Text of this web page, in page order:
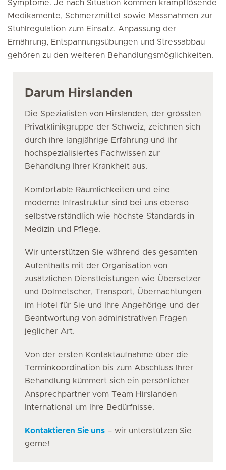
Symptome. Je nach Situation kommen krampflösende
Medikamente, Schmerzmittel sowie Massnahmen zur
Stuhlregulation zum Einsatz. Anpassung der
Ernährung, Entspannungsübungen und Stressabbau
gehören zu den weiteren Behandlungsmöglichkeiten.
Darum Hirslanden
Die Spezialisten von Hirslanden, der grössten
Privatklinikgruppe der Schweiz, zeichnen sich
durch ihre langjährige Erfahrung und ihr
hochspezialisiertes Fachwissen zur
Behandlung Ihrer Krankheit aus.
Komfortable Räumlichkeiten und eine
moderne Infrastruktur sind bei uns ebenso
selbstverständlich wie höchste Standards in
Medizin und Pflege.
Wir unterstützen Sie während des gesamten
Aufenthalts mit der Organisation von
zusätzlichen Dienstleistungen wie Übersetzer
und Dolmetscher, Transport, Übernachtungen
im Hotel für Sie und Ihre Angehörige und der
Beantwortung von administrativen Fragen
jeglicher Art.
Von der ersten Kontaktaufnahme über die
Terminkoordination bis zum Abschluss Ihrer
Behandlung kümmert sich ein persönlicher
Ansprechpartner vom Team Hirslanden
International um Ihre Bedürfnisse.
Kontaktieren Sie uns – wir unterstützen Sie
gerne!